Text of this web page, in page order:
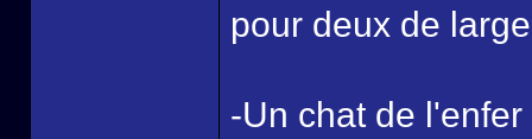
pour deux de
-Un chat de